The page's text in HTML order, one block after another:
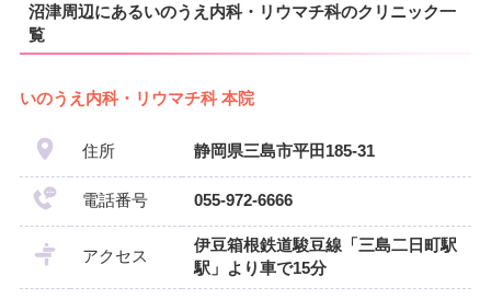
沼津周辺にあるいのうえ内科・リウマチ科のクリニック一
覧
いのうえ内科・リウマチ科 本院
住所 静岡県三島市平田185-31
電話番号 055-972-6666
アクセス
伊豆箱根鉄道駿豆線「三島二日町駅
駅」より車で15分